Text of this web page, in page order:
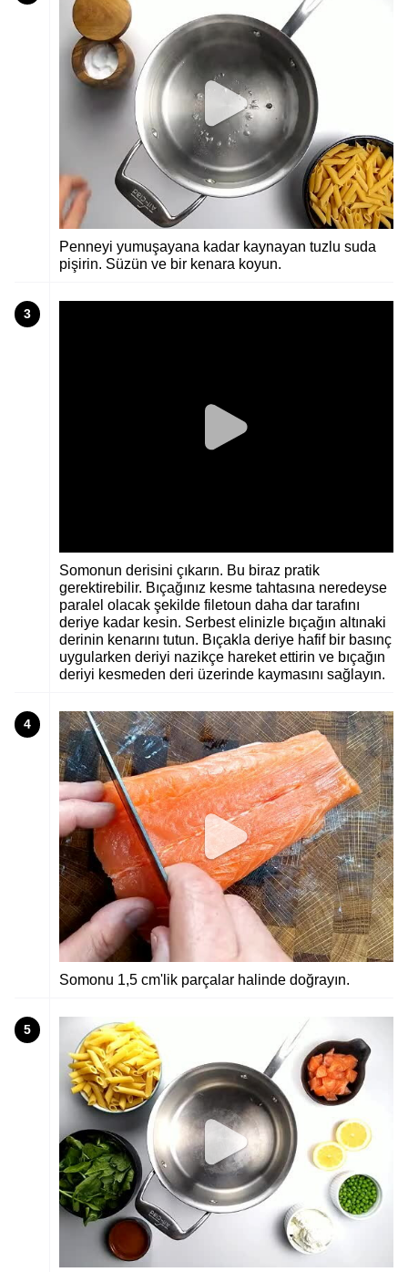
Penneyi yumuşayana kadar kaynayan tuzlu suda
pişirin. Süzün ve bir kenara koyun.
3
Somonun derisini çıkarın. Bu biraz pratik
gerektirebilir. Bıçağınız kesme tahtasına neredeyse
paralel olacak şekilde filetoun daha dar tarafını
deriye kadar kesin. Serbest elinizle bıçağın altınaki
derinin kenarını tutun. Bıçakla deriye hafif bir basınç
uygularken deriyi nazikçe hareket ettirin ve bıçağın
deriyi kesmeden deri üzerinde kaymasını sağlayın.
4
Somonu 1,5 cm'lik parçalar halinde doğrayın.
5